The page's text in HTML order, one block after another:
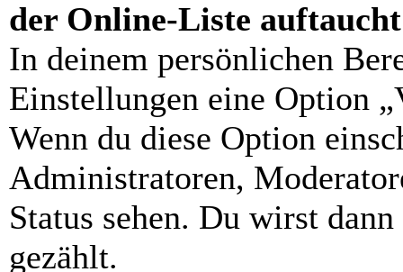
der Online-Liste
In deinem persönlichen
Einstellungen eine Option
Wenn du diese Option
Administratoren,
Status sehen. Du wirst
gezählt.